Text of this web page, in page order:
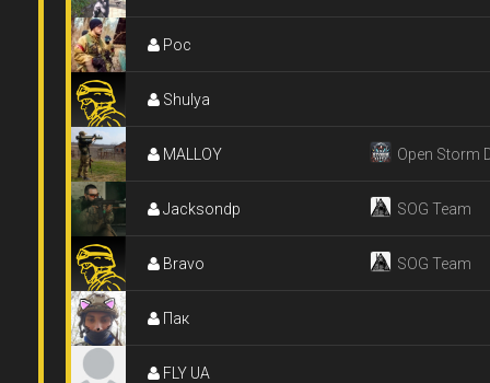
Рос
Shulya
MALLOY Open Storm
Jacksondp SOG Team
Bravo SOG Team
Пак
FLY UA